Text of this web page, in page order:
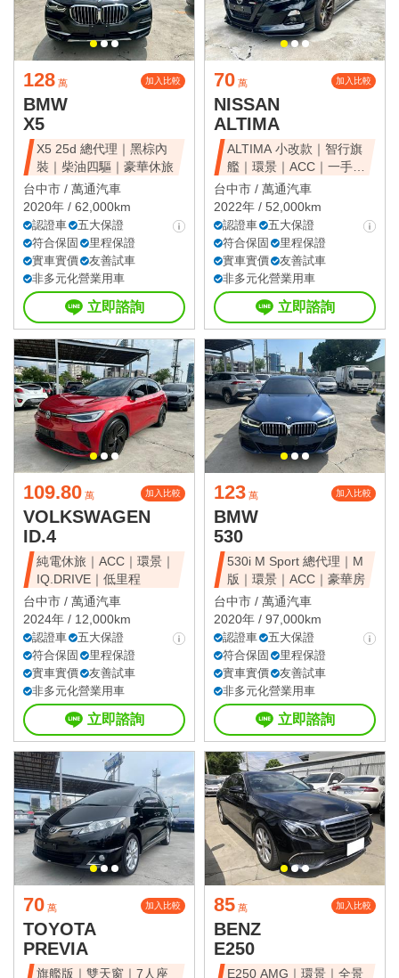
128 萬 加入比較
BMW
X5
X5 25d 總代理｜黑棕內
裝｜柴油四驅｜豪華休旅
台中市 / 萬通汽車
2020年 / 62,000km
認證車
五大保證
符合保固
里程保證
實車實價
友善試車
非多元化營業用車
立即諮詢
70 萬 加入比較
NISSAN
ALTIMA
ALTIMA 小改款｜智行旗
艦｜環景｜ACC｜一手美
車
台中市 / 萬通汽車
2022年 / 52,000km
認證車
五大保證
符合保固
里程保證
實車實價
友善試車
非多元化營業用車
立即諮詢
109.80 萬 加入比較
VOLKSWAGEN
ID.4
純電休旅｜ACC｜環景｜
IQ.DRIVE｜低里程
台中市 / 萬通汽車
2024年 / 12,000km
認證車
五大保證
符合保固
里程保證
實車實價
友善試車
非多元化營業用車
立即諮詢
123 萬 加入比較
BMW
530
530i M Sport 總代理｜M
版｜環景｜ACC｜豪華房
台中市 / 萬通汽車
2020年 / 97,000km
認證車
五大保證
符合保固
里程保證
實車實價
友善試車
非多元化營業用車
立即諮詢
70 萬 加入比較
TOYOTA
PREVIA
旗艦版｜雙天窗｜7人座
85 萬 加入比較
BENZ
E250
E250 AMG｜環景｜全景